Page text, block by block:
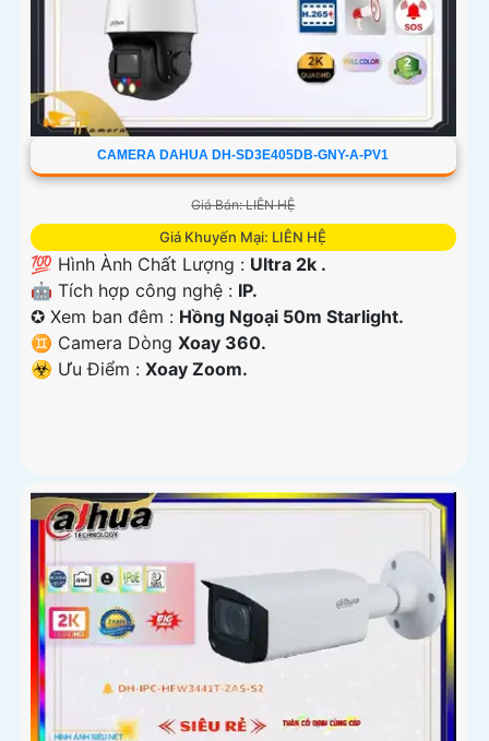
CAMERA DAHUA DH-SD3E405DB-GNY-A-PV1
Giá Bán: LIÊN HỆ
Giá Khuyến Mại: LIÊN HỆ
💯 Hình Ành Chất Lượng : Ultra 2k .
🤖️ Tích hợp công nghệ : IP.
✪ Xem ban đêm : Hồng Ngoại 50m Starlight.
♊ Camera Dòng Xoay 360.
️☣️ Ưu Điểm : Xoay Zoom.